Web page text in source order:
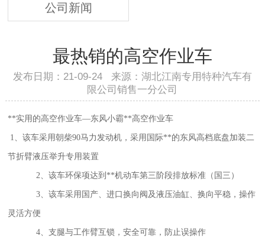
公司新闻
最热销的高空作业车
发布日期：21-09-24 来源：湖北江南专用特种汽车有
限公司销售一分公司
**实用的高空作业车—东风小霸**高空作业车
1、该车采用朝柴90马力发动机，采用国际**的东风高档底盘加装二
节折臂液压举升专用装置
2、该车环保项达到**机动车第三阶段排放标准（国三）
3、该车采用国产、进口换向阀及液压油缸、换向平稳，操作
灵活方便
4、支腿与工作臂互锁，安全可靠，防止误操作